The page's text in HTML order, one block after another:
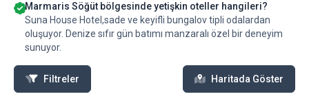
Marmaris Söğüt bölgesinde yetişkin oteller hangileri?
Suna House Hotel,sade ve keyifli bungalov tipli odalardan
oluşuyor. Denize sıfır gün batımı manzaralı özel bir deneyim
sunuyor.
Filtreler Haritada Göster